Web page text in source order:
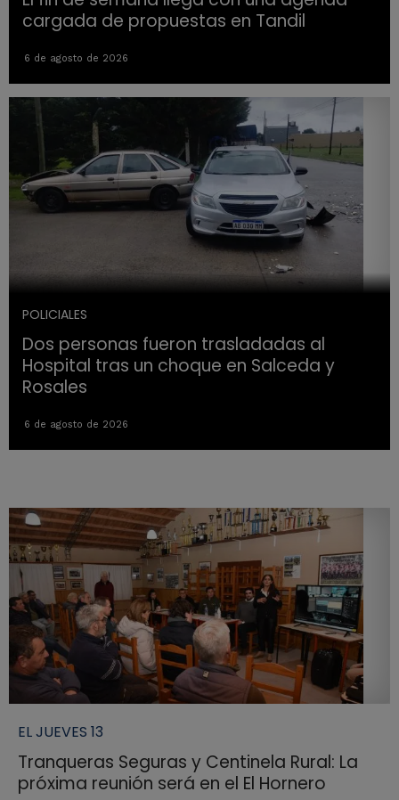
cargada de propuestas en Tandil
6 de agosto de 2026
POLICIALES
Dos personas fueron trasladadas al
Hospital tras un choque en Salceda y
Rosales
6 de agosto de 2026
EL JUEVES 13
Tranqueras Seguras y Centinela Rural: La
próxima reunión será en el El Hornero